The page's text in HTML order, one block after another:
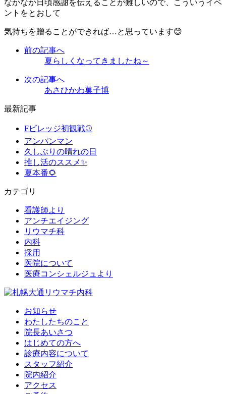
なかなか日頃感謝を伝えることが難しいので、こういうイベ
ントをとおして
気持ちを贈ることができれば…と思っています😊
前の記事へ
夏らしくなってきましたね～
次の記事へ
あさひかわ菓子博
最新記事
Fビレッジ初観戦⚾
アンパンマン
久しぶりの晴れの日
推し活のススメ✨
夏本番🌻
カテゴリ
看護師より
アンチエイジング
リウマチ科
内科
採用
医院について
医療コンシェルジュより
お知らせ
わたしたちのこと
院長あいさつ
はじめての方へ
診療内容について
スタッフ紹介
院内紹介
アクセス